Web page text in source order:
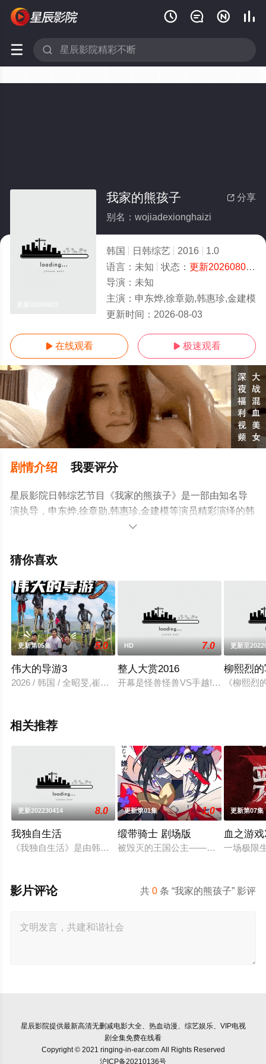
   
 
 分享
我家的熊孩子
别名：wojiadexionghaizi
韩国 日韩综艺 2016
1.0
语言： 未知 状态： 更新20260803 -
导演： 未知
主演： 申东烨,徐章勋,韩惠珍,金建模
更新时间： 2026-08-03
 在线观看  极速观看
剧情介绍 我要评分
星辰影院日韩综艺节目《我家的熊孩子》是一部由知名导
演执导，申东烨,徐章勋,韩惠珍,金建模等演员精彩演绎的韩
国综艺，手机免费观看高清未删减完整版综艺全集就上星
情网等平台了解。

猜你喜欢
更新第05集 5.0
伟大的导游3
2026 / 韩国 / 全昭旻,崔丹尼尔,李茂真,金大浩,朴明秀
HD 7.0
整人大赏2016
开幕是怪兽怪兽VS手越!广播桝VS
更新至
柳熙烈
《柳熙
相关推荐
更新202230414 8.0
我独自生活
《我独自生活》是由韩国MBC电视台新年播放的特辑《男人的
更新第01集 1.0
缎带骑士 剧场版
被毁灭的王国公主——萨菲娅。灾厄“
更新第07集
血之游
一场极限
共0 条 “我家的熊孩子” 影评
影片评论
星辰影院提供最新高清无删减电影大全、热血动漫、综艺娱乐、VIP电视
剧全集免费在线看
Copyright © 2021 ringing-in-ear.com All Rights Reserved
沪ICP备20210136号